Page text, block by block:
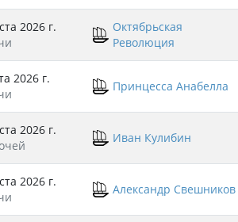
2026 г.
Октябрьская
Революция
2026 г.
Принцесса Анабелла
2026 г.
Иван Кулибин
2026 г.
Александр Свешников